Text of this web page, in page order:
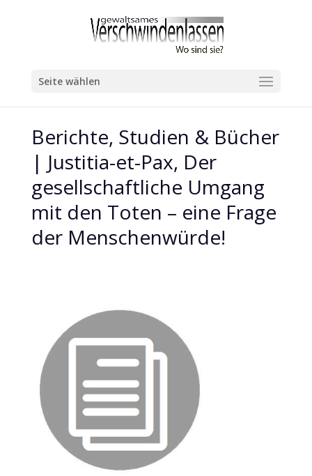
Seite wählen
Berichte, Studien & Bücher
| Justitia-et-Pax, Der
gesellschaftliche Umgang
mit den Toten – eine Frage
der Menschenwürde!